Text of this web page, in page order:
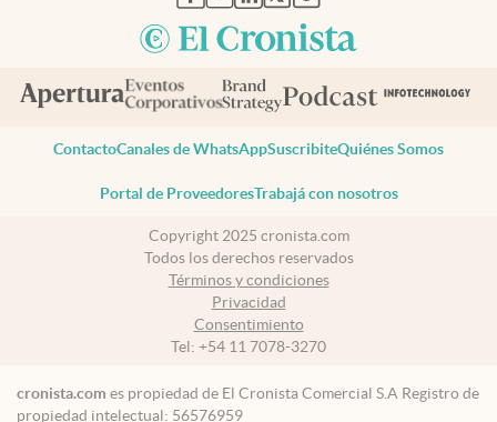
ContactoCanales de WhatsAppSuscribiteQuiénes Somos
Portal de ProveedoresTrabajá con nosotros
Copyright 2025 cronista.com
Todos los derechos reservados
Términos y condiciones
Privacidad
Consentimiento
Tel: +54 11 7078-3270
cronista.com es propiedad de El Cronista Comercial S.A Registro de
propiedad intelectual: 56576959